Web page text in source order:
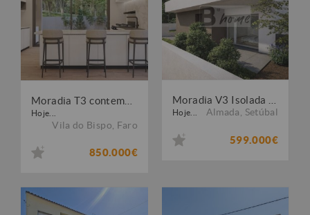
Hoje...
Vila do Bispo Faro
850.000€
Hoje... Almada Setúbal
599.000€